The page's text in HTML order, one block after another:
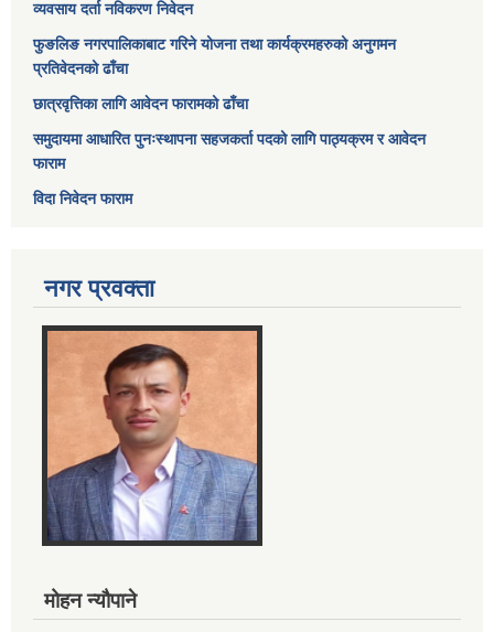
व्यवसाय दर्ता नविकरण निवेदन
फुङलिङ नगरपालिकाबाट गरिने योजना तथा कार्यक्रमहरुको अनुगमन
प्रतिवेदनको ढाँचा
छात्रवृत्तिका लागि आवेदन फारामको ढाँचा
समुदायमा आधारित पुनःस्थापना सहजकर्ता पदको लागि पाठ्यक्रम र आवेदन
फाराम
विदा निवेदन फाराम
नगर प्रवक्ता
मोहन न्यौपाने